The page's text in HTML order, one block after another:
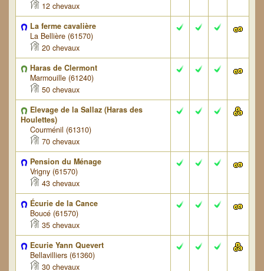
12 chevaux
La ferme cavalière
La Bellière (61570)
20 chevaux
Haras de Clermont
Marmouille (61240)
50 chevaux
Elevage de la Sallaz (Haras des
Houlettes)
Courménil (61310)
70 chevaux
Pension du Ménage
Vrigny (61570)
43 chevaux
Écurie de la Cance
Boucé (61570)
35 chevaux
Ecurie Yann Quevert
Bellavilliers (61360)
30 chevaux